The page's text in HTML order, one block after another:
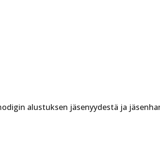
alustuksen jäsenyydestä ja